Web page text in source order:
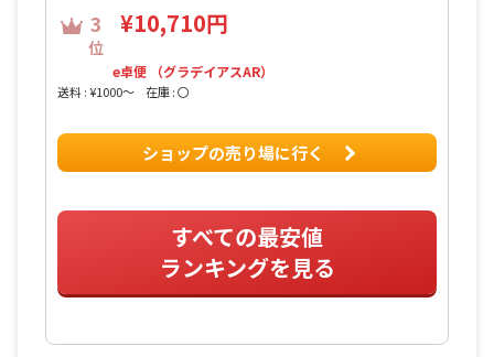
3
位
¥10,710円
e卓便 （グラデイアスAR）
送料 : ¥1000〜 在庫 : 〇
ショップの売り場に行く
すべての最安値
ランキングを見る